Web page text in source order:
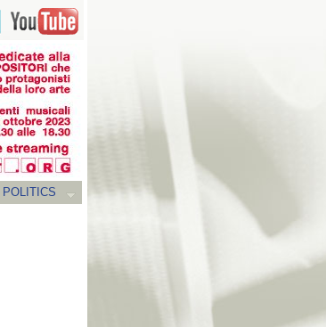
POLITICS